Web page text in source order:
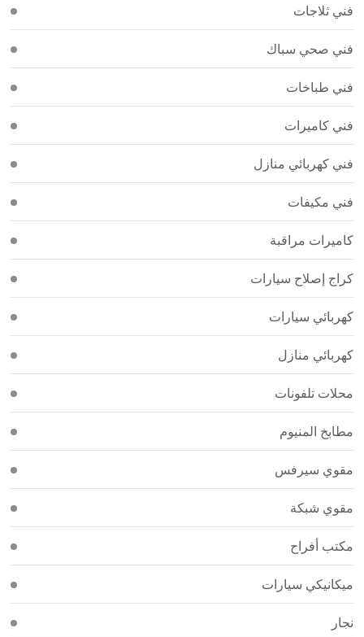
فني ثلاجات
فني صحي سباك
فني طباخات
فني كاميرات
فني كهربائي منازل
فني مكيفات
كاميرات مراقبة
كراج إصلاح سيارات
كهربائي سيارات
كهربائي منازل
محلات تلفونات
مطابخ المنيوم
مقوي سيرفس
مقوي شبكة
مكتب أفراح
ميكانيكي سيارات
نجار